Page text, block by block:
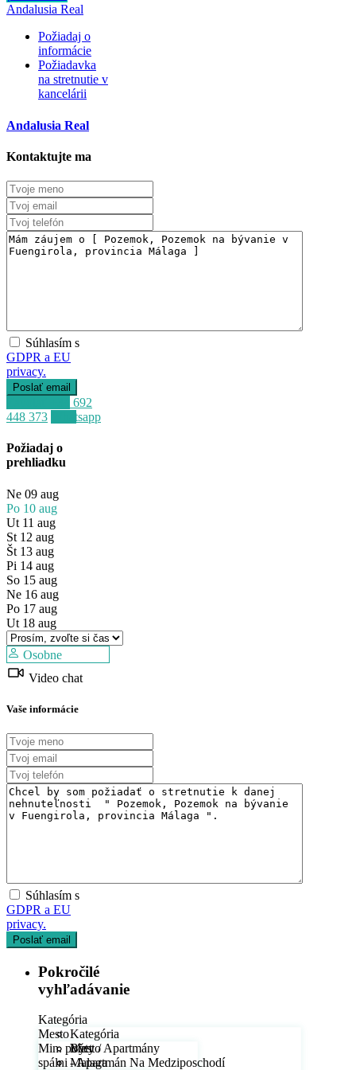
Predaj
Dostupné
Predaj
Dostupné
Andalusia Real
Požiadaj o
informácie
Požiadavka
na stretnutie v
kancelárii
Andalusia Real
Kontaktujte ma
Súhlasím s
GDPR a EU
privacy.
+34 692
448 373
Whatsapp
Požiadaj o
prehliadku
Ne 09 aug
Po 10 aug
Ut 11 aug
St 12 aug
Št 13 aug
Pi 14 aug
So 15 aug
Ne 16 aug
Po 17 aug
Ut 18 aug
Osobne
Video chat
Vaše informácie
Súhlasím s
GDPR a EU
privacy.
Pokročilé
vyhľadávanie
Kategória
Kategória
Byty / Apartmány
- Apartmán Na Medziposchodí
Mesto
Mesto
Malaga
Min. počet
spálni